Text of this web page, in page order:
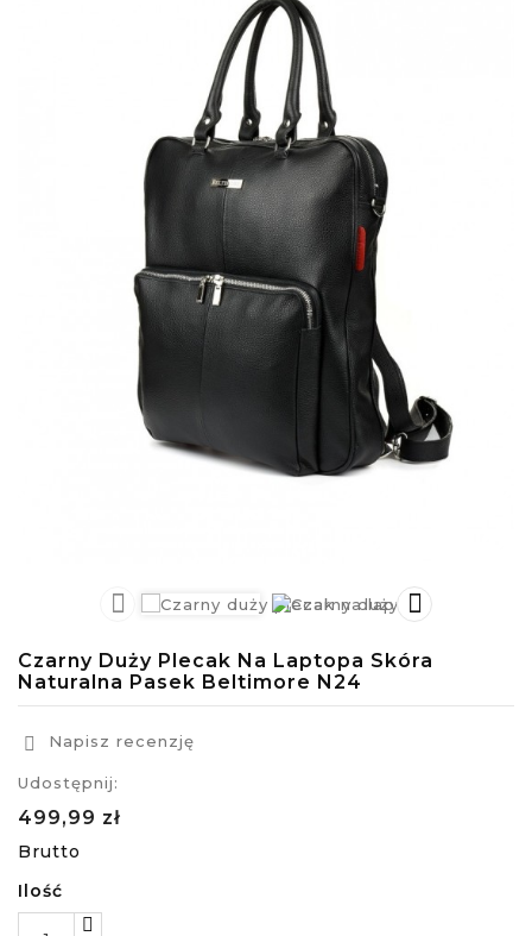
 
Czarny Duży Plecak Na Laptopa Skóra
Naturalna Pasek Beltimore N24
 Napisz recenzję
Udostępnij:
499,99 zł
Brutto
Ilość